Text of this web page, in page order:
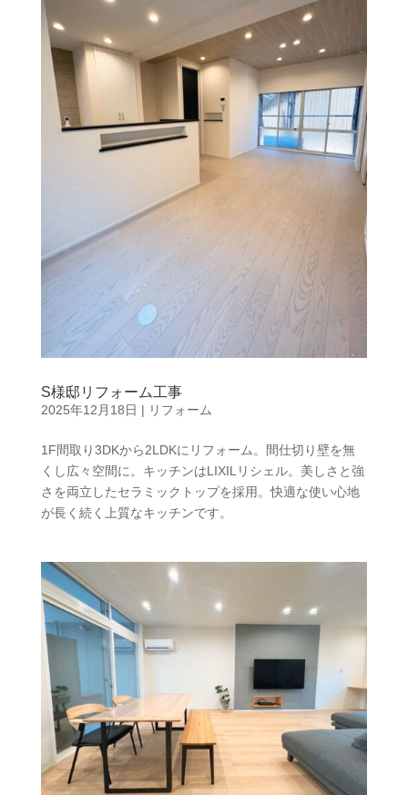
S様邸リフォーム工事
2025年12月18日 | リフォーム
1F間取り3DKから2LDKにリフォーム。間仕切り壁を無
くし広々空間に。キッチンはLIXILリシェル。美しさと強
さを両立したセラミックトップを採用。快適な使い心地
が⾧く続く上質なキッチンです。